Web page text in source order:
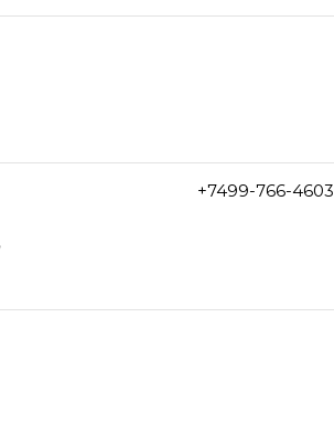
+7499-766-4603